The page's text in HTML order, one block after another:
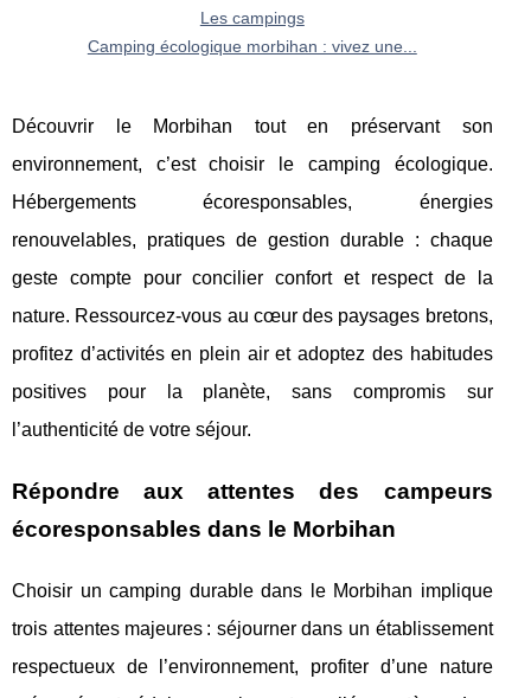
Les campings
Camping écologique morbihan : vivez une...
Découvrir le Morbihan tout en préservant son
environnement, c’est choisir le camping écologique.
Hébergements écoresponsables, énergies
renouvelables, pratiques de gestion durable : chaque
geste compte pour concilier confort et respect de la
nature. Ressourcez-vous au cœur des paysages bretons,
profitez d’activités en plein air et adoptez des habitudes
positives pour la planète, sans compromis sur
l’authenticité de votre séjour.
Répondre aux attentes des campeurs
écoresponsables dans le Morbihan
Choisir un camping durable dans le Morbihan implique
trois attentes majeures : séjourner dans un établissement
respectueux de l’environnement, profiter d’une nature